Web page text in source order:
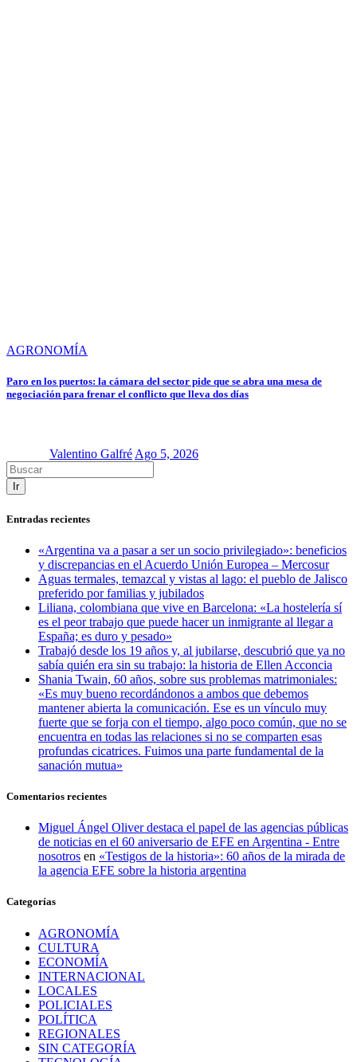
AGRONOMÍA
Paro en los puertos: la cámara del sector pide que se abra una mesa de
negociación para frenar el conflicto que lleva dos días
Valentino GalfréAgo 5, 2026
Ir
Entradas recientes
«Argentina va a pasar a ser un socio privilegiado»: beneficios
y discrepancias en el Acuerdo Unión Europea – Mercosur
Aguas termales, temazcal y vistas al lago: el pueblo de Jalisco
preferido por familias y jubilados
Liliana, colombiana que vive en Barcelona: «La hostelería sí
es el peor trabajo que puede hacer un inmigrante al llegar a
España; es duro y pesado»
Trabajó desde los 19 años y, al jubilarse, descubrió que ya no
sabía quién era sin su trabajo: la historia de Ellen Acconcia
Shania Twain, 60 años, sobre sus problemas matrimoniales:
«Es muy bueno recordándonos a ambos que debemos
mantener abierta la comunicación. Ese es un vínculo muy
fuerte que se forja con el tiempo, algo poco común, que no se
encuentra en todas las relaciones si no se comparten esas
profundas cicatrices. Fuimos una parte fundamental de la
sanación mutua»
Comentarios recientes
Miguel Ángel Oliver destaca el papel de las agencias públicas
de noticias en el 60 aniversario de EFE en Argentina - Entre
nosotros en «Testigos de la historia»: 60 años de la mirada de
la agencia EFE sobre la historia argentina
Categorías
AGRONOMÍA
CULTURA
ECONOMÍA
INTERNACIONAL
LOCALES
POLICIALES
POLÍTICA
REGIONALES
SIN CATEGORÍA